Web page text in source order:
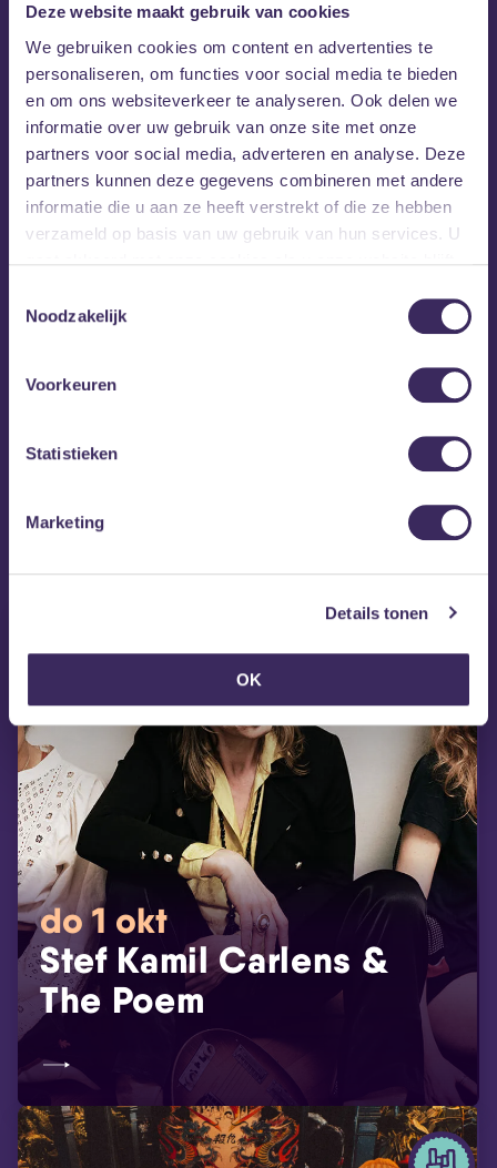
Deze website maakt gebruik van cookies
We gebruiken cookies om content en advertenties te
personaliseren, om functies voor social media te bieden
en om ons websiteverkeer te analyseren. Ook delen we
informatie over uw gebruik van onze site met onze
partners voor social media, adverteren en analyse. Deze
partners kunnen deze gegevens combineren met andere
informatie die u aan ze heeft verstrekt of die ze hebben
verzameld op basis van uw gebruik van hun services. U
Noodzakelijk
Voorkeuren
Statistieken
Marketing
Details tonen
OK
MEZZ tipt
do 1 okt
Stef Kamil Carlens &
The Poem